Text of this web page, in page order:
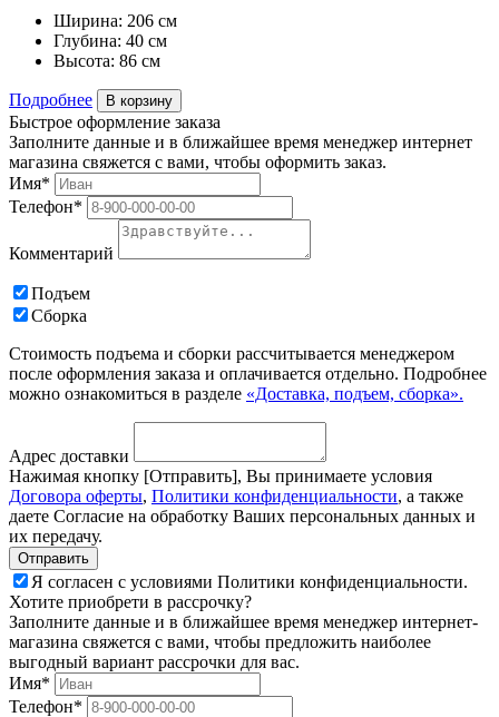
Ширина: 206 см
Глубина: 40 см
Высота: 86 см
Подробнее В корзину
Быстрое оформление заказа
Заполните данные и в ближайшее время менеджер интернет
магазина свяжется с вами, чтобы оформить заказ.
Имя*
Телефон*
Комментарий
Подъем
Сборка
Стоимость подъема и сборки рассчитывается менеджером
после оформления заказа и оплачивается отдельно. Подробнее
можно ознакомиться в разделе «Доставка, подъем, сборка».
Адрес доставки
Нажимая кнопку [Отправить], Вы принимаете условия
Договора оферты, Политики конфиденциальности, а также
даете Согласие на обработку Ваших персональных данных и
их передачу.
Я согласен с условиями Политики конфиденциальности.
Хотите приобрети в рассрочку?
Заполните данные и в ближайшее время менеджер интернет-
магазина свяжется с вами, чтобы предложить наиболее
выгодный вариант рассрочки для вас.
Имя*
Телефон*